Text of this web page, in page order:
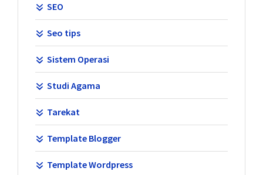
SEO
Seo tips
Sistem Operasi
Studi Agama
Tarekat
Template Blogger
Template Wordpress